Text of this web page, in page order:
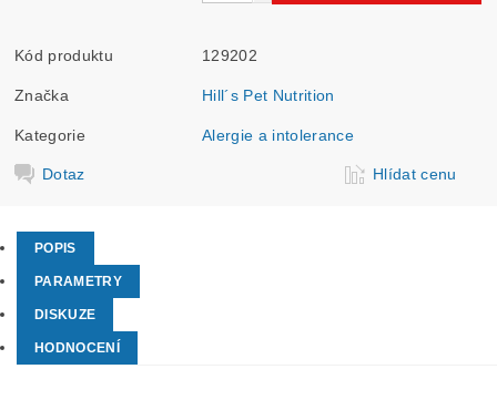
Kód produktu 129202
Značka Hill´s Pet Nutrition
Kategorie Alergie a intolerance
Dotaz Hlídat cenu
POPIS
PARAMETRY
DISKUZE
HODNOCENÍ